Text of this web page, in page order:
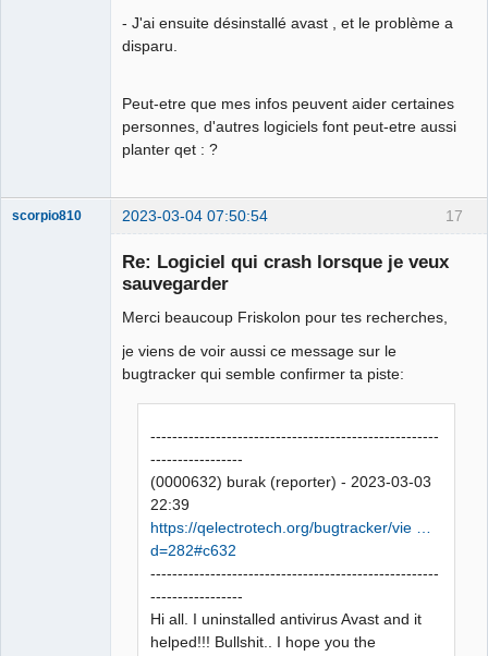
- J'ai ensuite désinstallé avast , et le problème a
disparu.
Peut-etre que mes infos peuvent aider certaines
personnes, d'autres logiciels font peut-etre aussi
planter qet : ?
17
scorpio810 2023-03-04 07:50:54
Re: Logiciel qui crash lorsque je veux
sauvegarder
Merci beaucoup Friskolon pour tes recherches,
je viens de voir aussi ce message sur le
bugtracker qui semble confirmer ta piste:
-----------------------------------------------------
-----------------
(0000632) burak (reporter) - 2023-03-03
22:39
https://qelectrotech.org/bugtracker/vie …
d=282#c632
-----------------------------------------------------
-----------------
Hi all. I uninstalled antivirus Avast and it
helped!!! Bullshit.. I hope you the